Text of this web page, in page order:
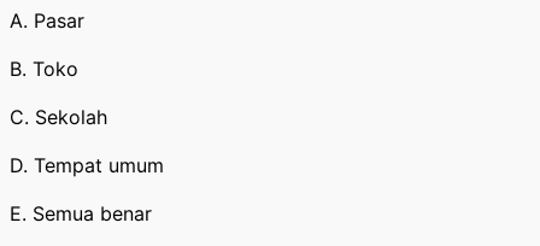
A. Pasar
B. Toko
C. Sekolah
D. Tempat umum
E. Semua benar